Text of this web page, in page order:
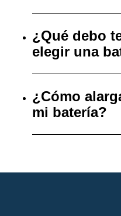
¿Qué debo
elegir una
¿Cómo
mi batería?